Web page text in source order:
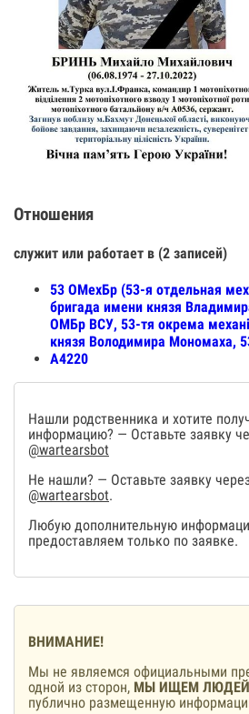
Отношения
служит или работает в (2 записей)
53 ОМехБр (53-я отдельная
бригада имени князя
ОМБр ВСУ, 53-тя окрема
князя Володимира Мономаха,
А4220
Нашли родственника и хотите
информацию? — Оставьте заявку
@wartearsbot
Не нашли? — Оставьте заявку
@wartearsbot.
Любую дополнительную
предоставляем только по заявке.
ВНИМАНИЕ!
Мы не являемся официальными
одной из сторон, МЫ ИЩЕМ ЛЮДЕЙ
публично размещенную